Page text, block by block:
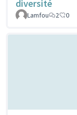
diversité
Lamfou 2 0